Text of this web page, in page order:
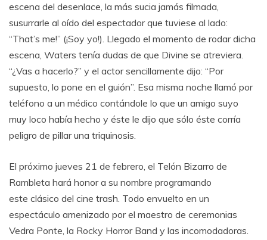
escena del desenlace, la más sucia jamás filmada,
susurrarle al oído del espectador que tuviese al lado:
“That’s me!” (¡Soy yo!). Llegado el momento de rodar dicha
escena, Waters tenía dudas de que Divine se atreviera.
“¿Vas a hacerlo?” y el actor sencillamente dijo: “Por
supuesto, lo pone en el guión”. Esa misma noche llamó por
teléfono a un médico contándole lo que un amigo suyo
muy loco había hecho y éste le dijo que sólo éste corría
peligro de pillar una triquinosis.
El próximo jueves 21 de febrero, el Telón Bizarro de
Rambleta hará honor a su nombre programando
este clásico del cine trash. Todo envuelto en un
espectáculo amenizado por el maestro de ceremonias
Vedra Ponte, la Rocky Horror Band y las incomodadoras.